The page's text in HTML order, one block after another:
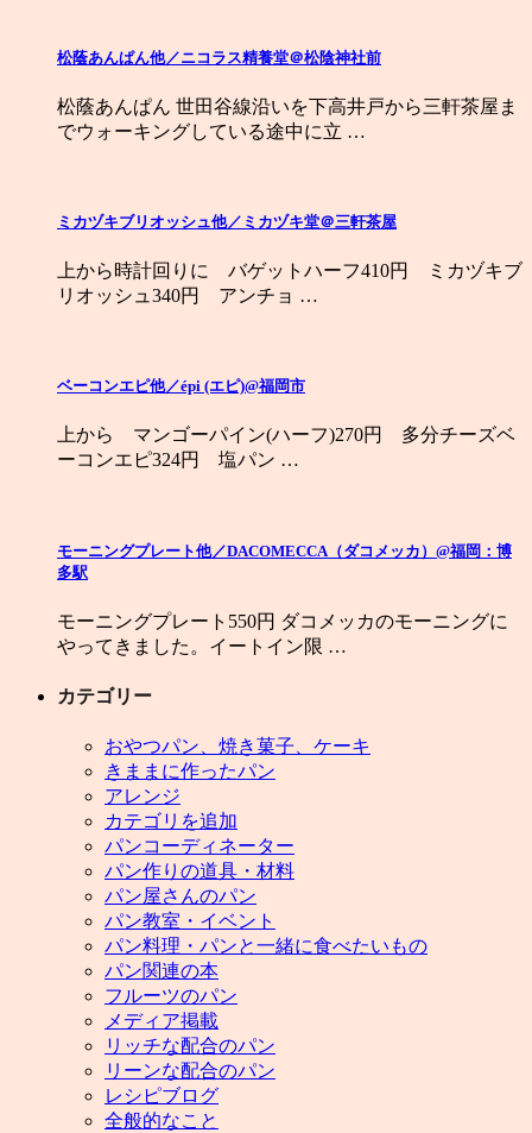
松蔭あんぱん他／ニコラス精養堂＠松陰神社前
松蔭あんぱん 世田谷線沿いを下高井戸から三軒茶屋ま
でウォーキングしている途中に立 …
ミカヅキブリオッシュ他／ミカヅキ堂＠三軒茶屋
上から時計回りに バゲットハーフ410円 ミカヅキブ
リオッシュ340円 アンチョ …
ベーコンエピ他／épi (エピ)@福岡市
上から マンゴーパイン(ハーフ)270円 多分チーズベ
ーコンエピ324円 塩パン …
モーニングプレート他／DACOMECCA（ダコメッカ）@福岡：博
多駅
モーニングプレート550円 ダコメッカのモーニングに
やってきました。イートイン限 …
カテゴリー
おやつパン、焼き菓子、ケーキ
きままに作ったパン
アレンジ
カテゴリを追加
パンコーディネーター
パン作りの道具・材料
パン屋さんのパン
パン教室・イベント
パン料理・パンと一緒に食べたいもの
パン関連の本
フルーツのパン
メディア掲載
リッチな配合のパン
リーンな配合のパン
レシピブログ
全般的なこと